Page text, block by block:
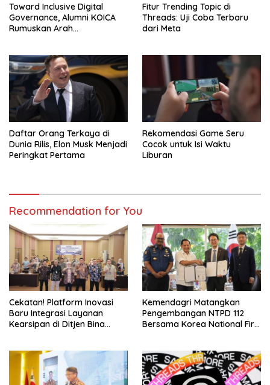
Toward Inclusive Digital
Governance, Alumni KOICA
Rumuskan Arah
Fitur Trending Topic di
Threads: Uji Coba Terbaru
dari Meta
Daftar Orang Terkaya di
Dunia Rilis, Elon Musk Menjadi
Peringkat Pertama
Rekomendasi Game Seru
Cocok untuk Isi Waktu
Liburan
Recommendation for You
Cekatan! Platform Inovasi
Baru Integrasi Layanan
Kearsipan di Ditjen Bina
Kemendagri Matangkan
Pengembangan NTPD 112
Bersama Korea National Fire